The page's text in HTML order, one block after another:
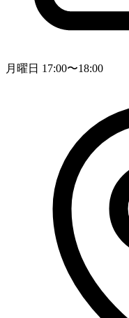
月曜日 17:00〜18:00